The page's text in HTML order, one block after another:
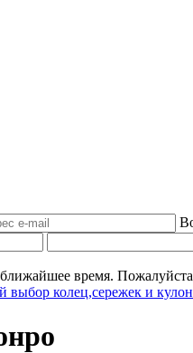
время.
выбор колец,сережек и